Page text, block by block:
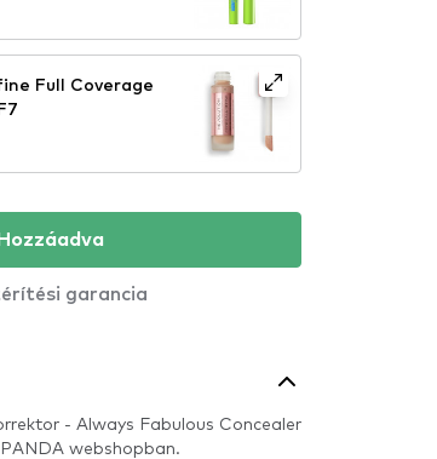
Full Coverage
Hozzáadva
garancia
- Always Fabulous Concealer
webshopban.